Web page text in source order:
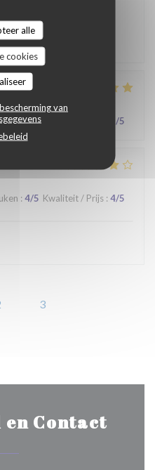
alle
cookies
van
(moule, carbonade,
Pourquoi pas y
à Lilles.
:5/5 /5
: 4/5 Kwaliteit / Prijs : 4/5
3
Contact